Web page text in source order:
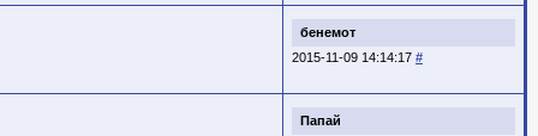
бенемот
2015-11-09 14:14:17 #
Папай